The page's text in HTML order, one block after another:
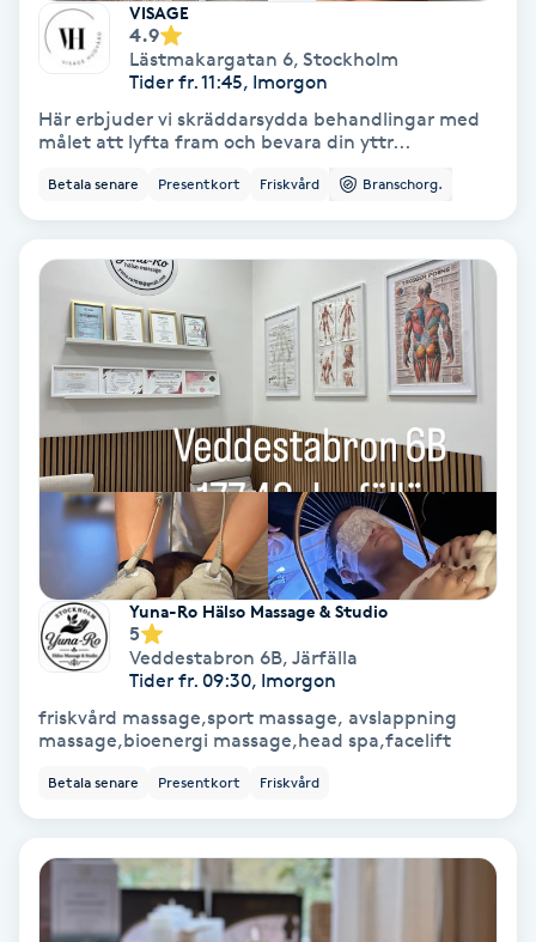
Hatha Yoga
Headspa
Healing
Hollywood Peel
Hot Stone Massage
Hot yoga
Hudföryngring
Huduppstramning
Hudvård
Hyaluronsyra
Hypnos
VISAGE
4.9
Lästmakargatan 6, Stockholm
Tider fr. 11:45, Imorgon
Här erbjuder vi skräddarsydda behandlingar med
målet att lyfta fram och bevara din yttr...
Betala senare Presentkort Friskvård Branschorg.
Yuna-Ro Hälso Massage & Studio
5
Veddestabron 6B, Järfälla
Tider fr. 09:30, Imorgon
friskvård massage,sport massage, avslappning
massage,bioenergi massage,head spa,facelift
Betala senare Presentkort Friskvård